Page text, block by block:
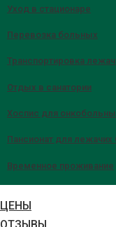
Уход в стационаре
Перевозка больных
Транспортировка
Отдых в санатории
Хоспис для
Пансионат для
Временное проживание
ЦЕНЫ